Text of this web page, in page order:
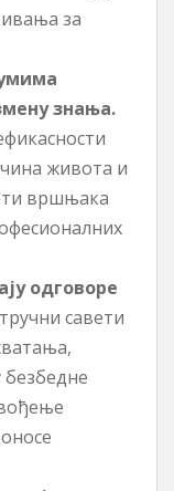
за
знања.
живота и
вршњака
одговоре
савети
безбедне